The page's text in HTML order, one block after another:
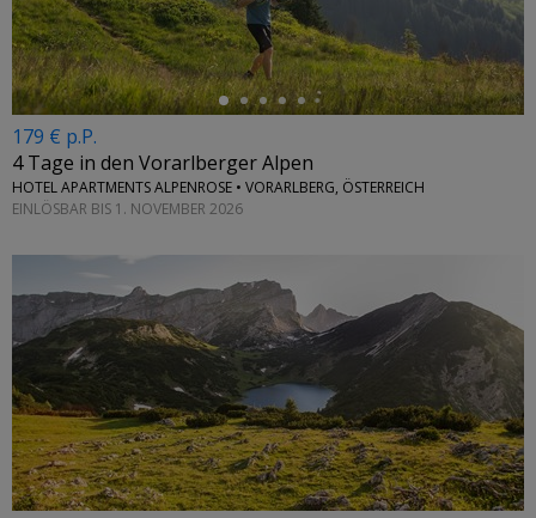
179 € p.P.
4 Tage in den Vorarlberger Alpen
HOTEL APARTMENTS ALPENROSE • VORARLBERG, ÖSTERREICH
EINLÖSBAR BIS 1. NOVEMBER 2026